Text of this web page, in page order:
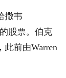
撒韦
的股票。伯克
此前由Warren